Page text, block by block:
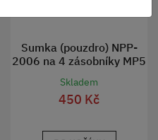
Sumka (pouzdro) NPP-
2006 na 4 zásobníky MP5
Skladem
450 Kč